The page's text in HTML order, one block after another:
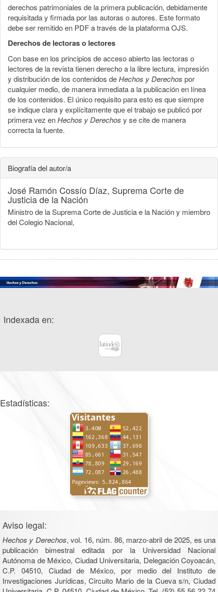
derechos patrimoniales de la primera publicación, debidamente
requisitada y firmada por las autoras o autores. Este formato
debe ser remitido en PDF a través de la plataforma OJS.
Derechos de lectoras o lectores
Con base en los principios de acceso abierto las lectoras o
lectores de la revista tienen derecho a la libre lectura, impresión
y distribución de los contenidos deHechos y Derechos por
cualquier medio, de manera inmediata a la publicación en línea
de los contenidos. El único requisito para esto es que siempre
se indique clara y explícitamente que el trabajo se publicó por
primera vez enHechos y Derechos y se cite de manera
correcta la fuente.
Biografía del autor/a
José Ramón Cossío Díaz, Suprema Corte de
Justicia de la Nación
Ministro de la Suprema Corte de Justicia e la Nación y miembro
del Colegio Nacional,
Indexada en:
Estadísticas:
Aviso legal:
Hechos y Derechos, vol. 16, núm. 86, marzo-abril de 2025, es una
publicación bimestral editada por la Universidad Nacional
Autónoma de México, Ciudad Universitaria, Delegación Coyoacán,
C.P. 04510, Ciudad de México, por medio del Instituto de
Investigaciones Jurídicas, Circuito Mario de la Cueva s/n, Ciudad